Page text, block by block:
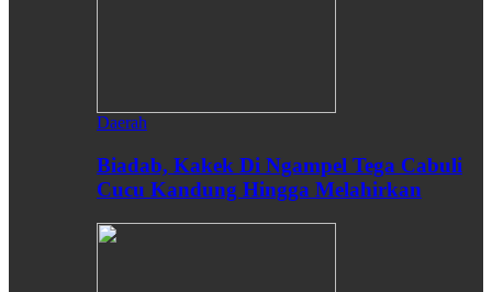
Daerah
Biadab, Kakek Di Ngampel Tega Cabuli
Cucu Kandung Hingga Melahirkan